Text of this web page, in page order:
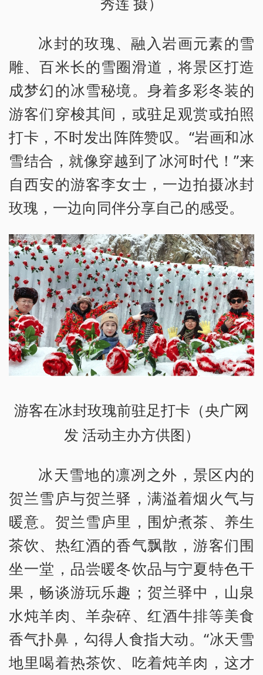
秀莲 摄）
冰封的玫瑰、融入岩画元素的雪
雕、百米长的雪圈滑道，将景区打造
成梦幻的冰雪秘境。身着多彩冬装的
游客们穿梭其间，或驻足观赏或拍照
打卡，不时发出阵阵赞叹。“岩画和冰
雪结合，就像穿越到了冰河时代！”来
自西安的游客李女士，一边拍摄冰封
玫瑰，一边向同伴分享自己的感受。
游客在冰封玫瑰前驻足打卡（央广网
发 活动主办方供图）
冰天雪地的凛冽之外，景区内的
贺兰雪庐与贺兰驿，满溢着烟火气与
暖意。贺兰雪庐里，围炉煮茶、养生
茶饮、热红酒的香气飘散，游客们围
坐一堂，品尝暖冬饮品与宁夏特色干
果，畅谈游玩乐趣；贺兰驿中，山泉
水炖羊肉、羊杂碎、红酒牛排等美食
香气扑鼻，勾得人食指大动。“冰天雪
地里喝着热茶饮、吃着炖羊肉，这才